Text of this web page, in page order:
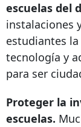
escuelas del
instalaciones
estudiantes
tecnología y
para ser
Proteger la
escuelas.